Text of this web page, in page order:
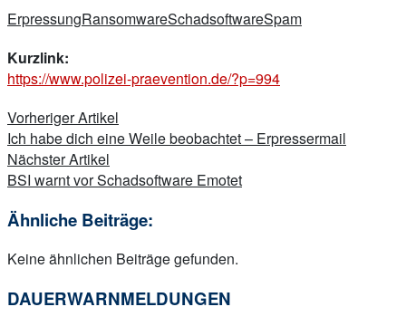
ErpressungRansomwareSchadsoftwareSpam
Kurzlink:
https://www.polizei-praevention.de/?p=994
Beitragsnavigation
Vorheriger Artikel
Ich habe dich eine Weile beobachtet – Erpressermail
Nächster Artikel
BSI warnt vor Schadsoftware Emotet
Ähnliche Beiträge:
Keine ähnlichen Beiträge gefunden.
DAUERWARNMELDUNGEN